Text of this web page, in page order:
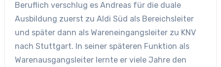
Beruflich verschlug es Andreas für die duale
Ausbildung zuerst zu Aldi Süd als Bereichsleiter
und später dann als Wareneingangsleiter zu KNV
nach Stuttgart. In seiner späteren Funktion als
Warenausgangsleiter lernte er viele Jahre den